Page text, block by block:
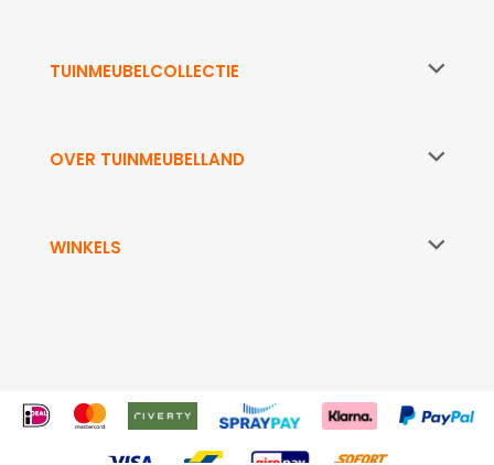
TUINMEUBELCOLLECTIE
OVER TUINMEUBELLAND
WINKELS